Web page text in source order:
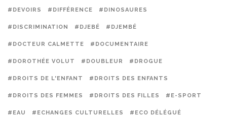
#DEVOIRS #DIFFÉRENCE #DINOSAURES
#DISCRIMINATION #DJEBÉ #DJEMBÉ
#DOCTEUR CALMETTE #DOCUMENTAIRE
#DOROTHÉE VOLUT #DOUBLEUR #DROGUE
#DROITS DE L'ENFANT #DROITS DES ENFANTS
#DROITS DES FEMMES #DROITS DES FILLES #E-SPORT
#EAU #ECHANGES CULTURELLES #ECO DÉLÉGUÉ